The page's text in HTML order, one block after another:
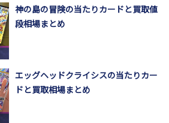
神の島の冒険の当たりカードと買取値
段相場まとめ
エッグヘッドクライシスの当たりカー
ドと買取相場まとめ